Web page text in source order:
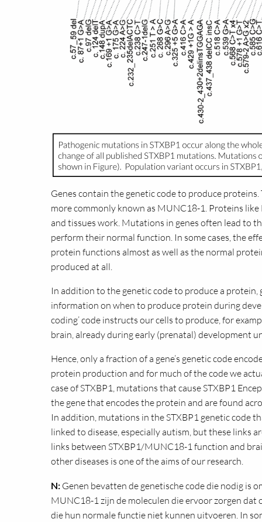
Genes contain the genetic code to produce
more commonly known as MUNC18-1. Proteins
and tissues work. Mutations in genes often lead to
perform their normal function. In some cases, the
protein functions almost as well as the normal
produced at all.
In addition to the genetic code to produce a protein,
information on when to produce protein during
coding’ code instructs our cells to produce, for
brain, already during early (prenatal) development
Hence, only a fraction of a gene’s genetic code
protein production and for much of the code we
case of STXBP1, mutations that cause STXBP1
the gene that encodes the protein and are found
In addition, mutations in the STXBP1 genetic code
linked to disease, especially autism, but these links
links between STXBP1/MUNC18-1 function and
other diseases is one of the aims of our research.
N: Genen bevatten de genetische code die nodig is
MUNC18-1 zijn de moleculen die ervoor zorgen
die hun normale functie niet kunnen uitvoeren. In